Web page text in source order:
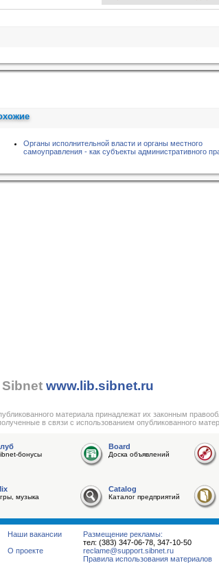
Органы исполнительной власти и органы местного
самоуправления - как субъекты административного
www.lib.sibnet.ru
материала принадлежат их законным
в связи с использованием опубликованного
бонусы
Board
Доска объявлений
музыка
Catalog
Каталог предприятий
Размещение рекламы:
тел: (383) 347-06-78, 347-10-50
reclame@support.sibnet.ru
Правила использования материалов
Наши вакансии
О проекте